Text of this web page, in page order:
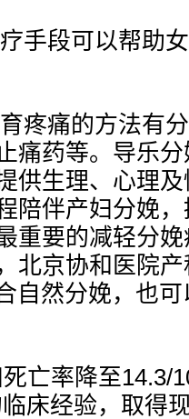
手段可以帮助
疼痛的方法有
痛药等。导乐
供生理、心理
陪伴产妇分娩
重要的减轻分
北京协和医院
自然分娩，也
亡率降至14.3/
床经验，取得